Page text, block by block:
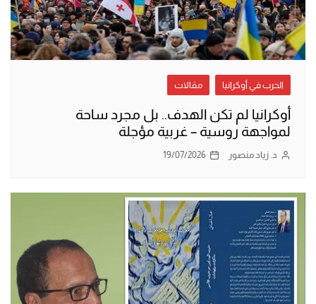
الحرب في أوكرانيا مقالات
أوكرانيا لم تكن الهدف.. بل مجرد ساحة
لمواجهة روسية – غربية مؤجلة
د. زياد منصور 19/07/2026